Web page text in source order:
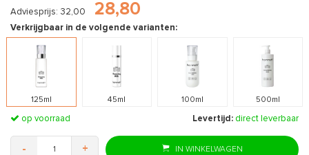
Adviesprijs: 32,00 28,80
Verkrijgbaar in de volgende varianten:
125ml 45ml 100ml 500ml
op voorraad Levertijd: direct leverbaar
- + IN WINKELWAGEN